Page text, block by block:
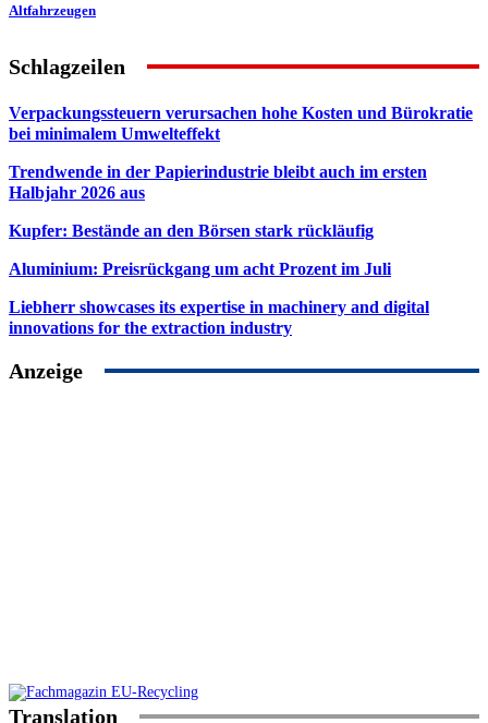
Altfahrzeugen
Schlagzeilen
Verpackungssteuern verursachen hohe Kosten und Bürokratie
bei minimalem Umwelteffekt
Trendwende in der Papierindustrie bleibt auch im ersten
Halbjahr 2026 aus
Kupfer: Bestände an den Börsen stark rückläufig
Aluminium: Preisrückgang um acht Prozent im Juli
Liebherr showcases its expertise in machinery and digital
innovations for the extraction industry
Anzeige
Translation